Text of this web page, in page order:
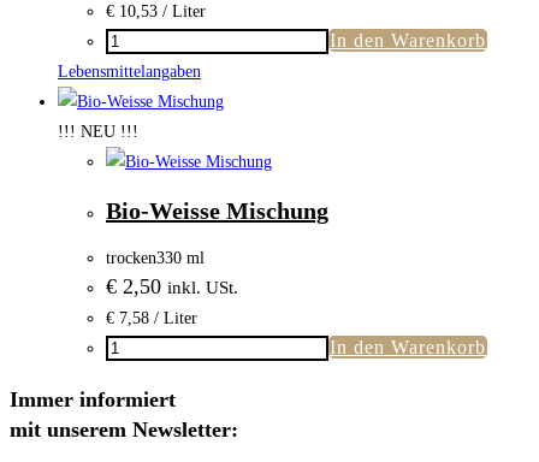
€ 10,53 / Liter
Bio-
Spätlese
Muskat
Ottonell
Menge
In den Warenkorb
Lebensmittelangaben
!!! NEU !!!
Bio-Weisse Mischung
trocken330 ml
€ 2,50 inkl. USt.
€ 7,58 / Liter
Bio-
Mischung
Menge
In den Warenkorb
Immer informiert
mit unserem Newsletter: